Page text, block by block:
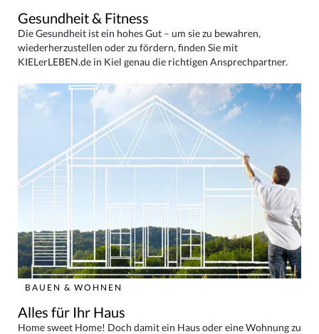
Gesundheit & Fitness
Die Gesundheit ist ein hohes Gut – um sie zu bewahren,
wiederherzustellen oder zu fördern, finden Sie mit
KIELerLEBEN.de in Kiel genau die richtigen Ansprechpartner.
BAUEN & WOHNEN
Alles für Ihr Haus
Home sweet Home! Doch damit ein Haus oder eine Wohnung zu